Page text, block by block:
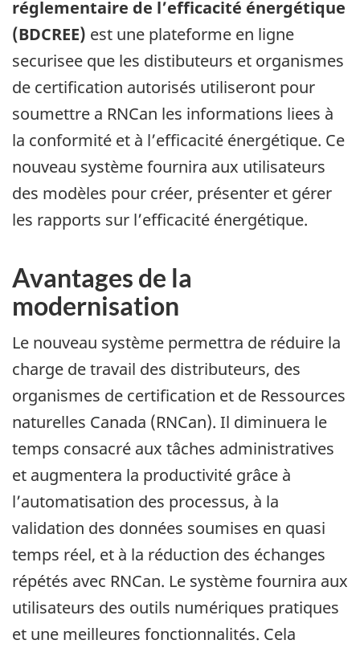
réglementaire de l’efficacité énergétique
(BDCREE) est une plateforme en ligne
securisee que les distibuteurs et organismes
de certification autorisés utiliseront pour
soumettre a RNCan les informations liees à
la conformité et à l’efficacité énergétique. Ce
nouveau système fournira aux utilisateurs
des modèles pour créer, présenter et gérer
les rapports sur l’efficacité énergétique.
Avantages de la
modernisation
Le nouveau système permettra de réduire la
charge de travail des distributeurs, des
organismes de certification et de Ressources
naturelles Canada (RNCan). Il diminuera le
temps consacré aux tâches administratives
et augmentera la productivité grâce à
l’automatisation des processus, à la
validation des données soumises en quasi
temps réel, et à la réduction des échanges
répétés avec RNCan. Le système fournira aux
utilisateurs des outils numériques pratiques
et une meilleures fonctionnalités. Cela